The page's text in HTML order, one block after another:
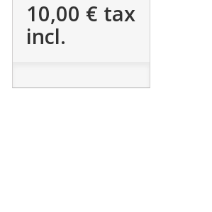
10,00 € tax
incl.